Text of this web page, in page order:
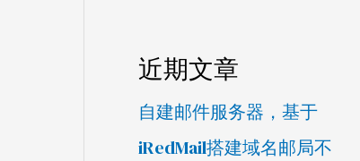
近期文章
自建邮件服务器，基于
iRedMail搭建域名邮局不